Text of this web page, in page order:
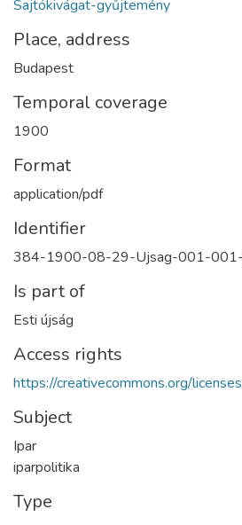
Sajtókivágat-gyűjtemény
Place, address
Budapest
Temporal coverage
1900
Format
application/pdf
Identifier
384-1900-08-29-Ujsag-001-
Is part of
Esti újság
Access rights
https://creativecommons.org/
Subject
Ipar
iparpolitika
Type